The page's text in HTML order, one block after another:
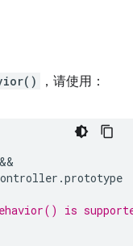
，请使用：
.prototype
is